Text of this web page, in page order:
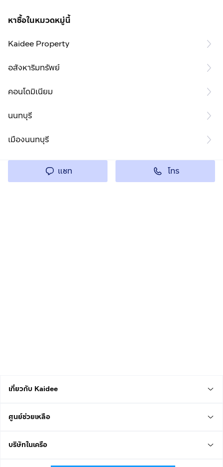
หาซื้อในหมวดหมู่นี้
Kaidee Property
อสังหาริมทรัพย์
คอนโดมิเนียม
นนทบุรี
เมืองนนทบุรี
แชท โทร
เกี่ยวกับ Kaidee
ศูนย์ช่วยเหลือ
บริษัทในเครือ